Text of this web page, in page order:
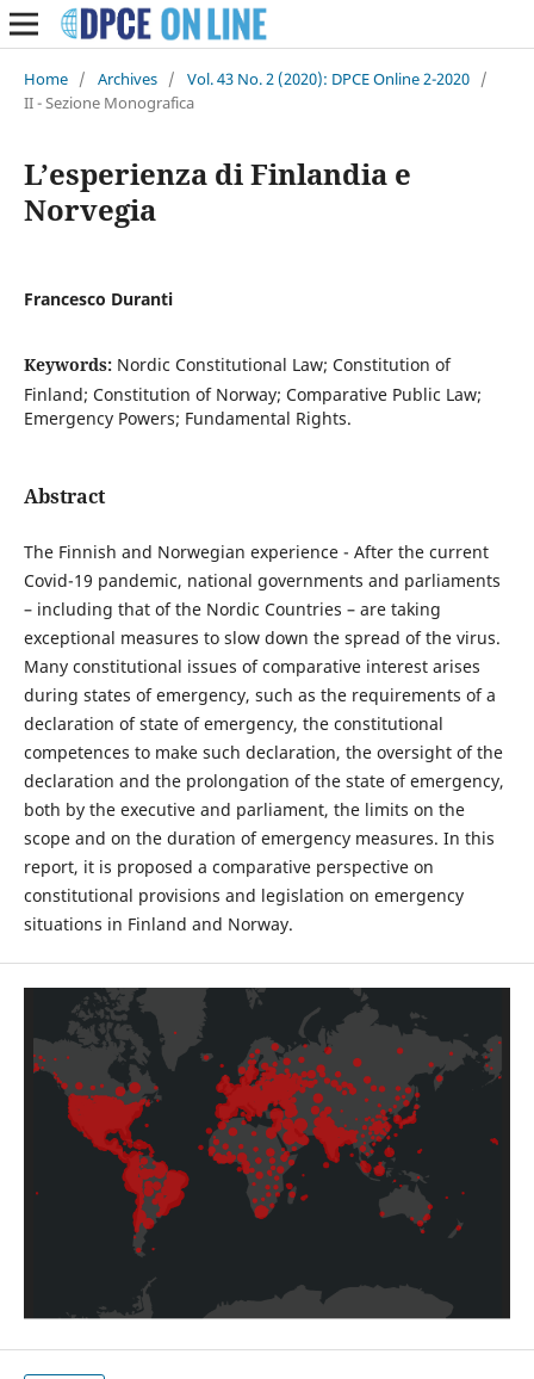
Home / Archives / Vol. 43 No. 2 (2020): DPCE Online 2-2020 /
II - Sezione Monografica
L’esperienza di Finlandia e
Norvegia
Francesco Duranti
Keywords: Nordic Constitutional Law; Constitution of
Finland; Constitution of Norway; Comparative Public Law;
Emergency Powers; Fundamental Rights.
Abstract
The Finnish and Norwegian experience - After the current
Covid-19 pandemic, national governments and parliaments
– including that of the Nordic Countries – are taking
exceptional measures to slow down the spread of the virus.
Many constitutional issues of comparative interest arises
during states of emergency, such as the requirements of a
declaration of state of emergency, the constitutional
competences to make such declaration, the oversight of the
declaration and the prolongation of the state of emergency,
both by the executive and parliament, the limits on the
scope and on the duration of emergency measures. In this
report, it is proposed a comparative perspective on
constitutional provisions and legislation on emergency
situations in Finland and Norway.